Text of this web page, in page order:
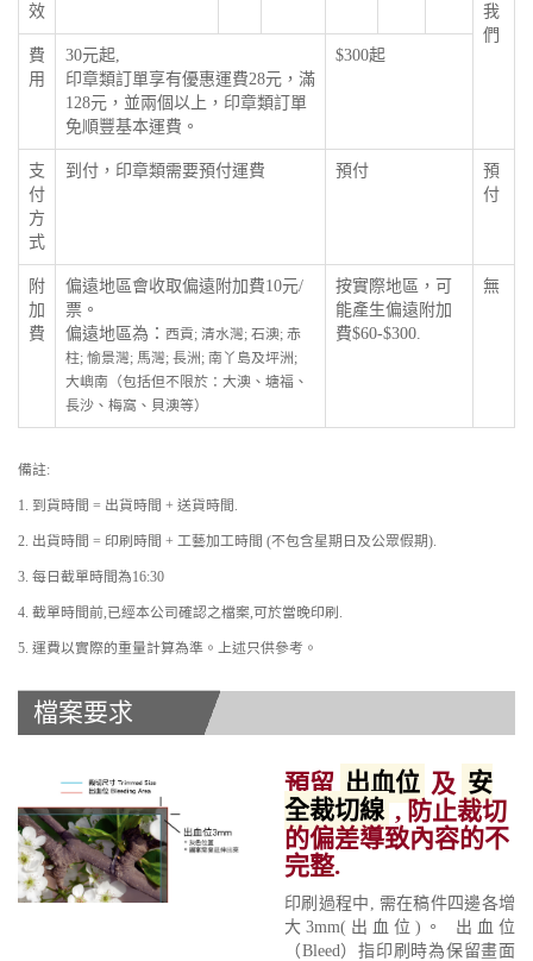
效
我
們
費
用
30元起,
印章類訂單享有優惠運費28元，滿
128元，並兩個以上，印章類訂單
免順豐基本運費。
$300起
支
付
方
式
到付，印章類需要預付運費 預付
預
付
附
加
費
偏遠地區會收取偏遠附加費10元/
票。
偏遠地區為： 西貢; 清水灣; 石澳; 赤
柱; 愉景灣; 馬灣; 長洲; 南丫島及坪洲;
大嶼南（包括但不限於：大澳、塘福、
長沙、梅窩、貝澳等）
按實際地區，可
能產生偏遠附加
費$60-$300.
無
備註:
1. 到貨時間 = 出貨時間 + 送貨時間.
2. 出貨時間 = 印刷時間 + 工藝加工時間 (不包含星期日及公眾假期).
3. 每日截單時間為16:30
4. 截單時間前,已經本公司確認之檔案,可於當晚印刷.
5. 運費以實際的重量計算為準。上述只供參考。
檔案要求
預留 出血位 及 安
全裁切線, 防止裁切
的偏差導致內容的不
完整.
印刷過程中, 需在稿件四邊各增
大3mm(出血位)。 出血位
（Bleed）指印刷時為保留畫面